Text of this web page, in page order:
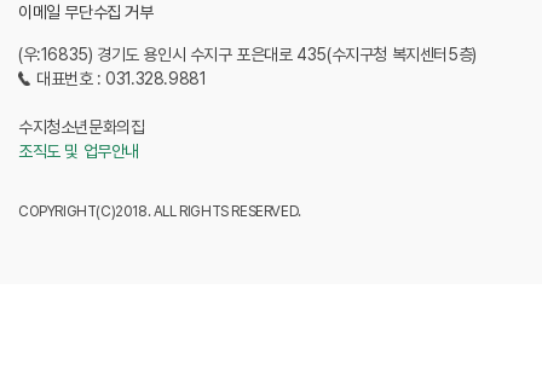
(우:16835) 경기도 용인시 수지구 포은대로 435(수지구청 복지센터5층)
대표번호 : 031.328.9881
수지청소년문화의집
조직도 및 업무안내
COPYRIGHT(C)2018. ALL RIGHTS RESERVED.
이메일 무단수집 거부